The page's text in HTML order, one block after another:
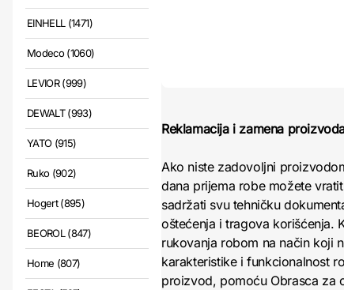
EINHELL (1471)
Modeco (1060)
LEVIOR (999)
DEWALT (993)
YATO (915)
Ruko (902)
Hogert (895)
BEOROL (847)
Home (807)
Reklamacija i zamena
Ako niste zadovoljni
dana prijema robe možete
sadržati svu tehničku
oštećenja i tragova korišćenja.
rukovanja robom na način koji
karakteristike i funkcionalnost
proizvod, pomoću Obrasca za